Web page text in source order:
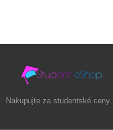
Nakupujte za studentské